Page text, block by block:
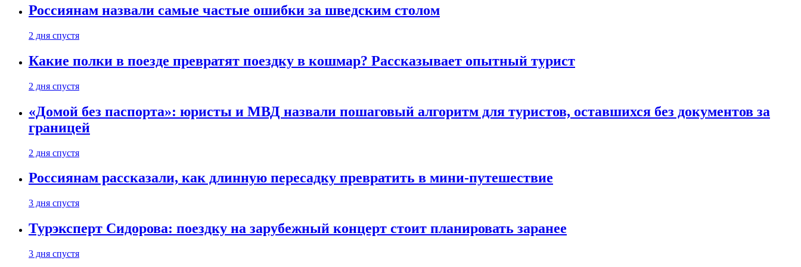
Россиянам назвали самые частые ошибки за шведским столом
2 дня спустя
Какие полки в поезде превратят поездку в кошмар? Рассказывает опытный турист
2 дня спустя
«Домой без паспорта»: юристы и МВД назвали пошаговый алгоритм для туристов, оставшихся без документов за
границей
2 дня спустя
Россиянам рассказали, как длинную пересадку превратить в мини-путешествие
3 дня спустя
Турэксперт Сидорова: поездку на зарубежный концерт стоит планировать заранее
3 дня спустя